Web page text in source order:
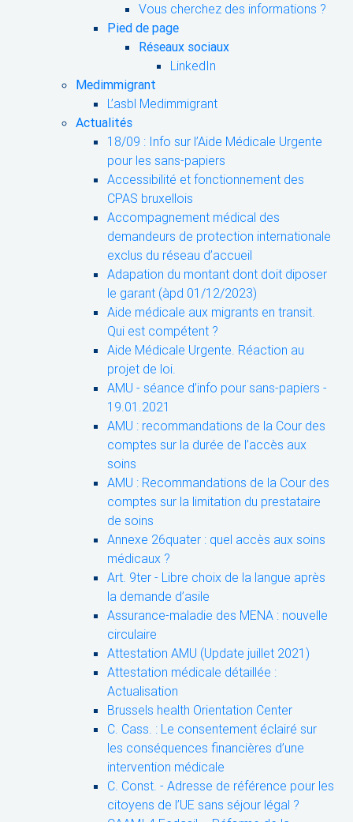
Vous cherchez des informations ?
Pied de page
Réseaux sociaux
LinkedIn
Medimmigrant
L’asbl Medimmigrant
Actualités
18/09 : Info sur l’Aide Médicale Urgente
pour les sans-papiers
Accessibilité et fonctionnement des
CPAS bruxellois
Accompagnement médical des
demandeurs de protection internationale
exclus du réseau d’accueil
Adapation du montant dont doit diposer
le garant (àpd 01/12/2023)
Aide médicale aux migrants en transit.
Qui est compétent ?
Aide Médicale Urgente. Réaction au
projet de loi.
AMU - séance d’info pour sans-papiers -
19.01.2021
AMU : recommandations de la Cour des
comptes sur la durée de l’accès aux
soins
AMU : Recommandations de la Cour des
comptes sur la limitation du prestataire
de soins
Annexe 26quater : quel accès aux soins
médicaux ?
Art. 9ter - Libre choix de la langue après
la demande d’asile
Assurance-maladie des MENA : nouvelle
circulaire
Attestation AMU (Update juillet 2021)
Attestation médicale détaillée :
Actualisation
Brussels health Orientation Center
C. Cass. : Le consentement éclairé sur
les conséquences financières d’une
intervention médicale
C. Const. - Adresse de référence pour les
citoyens de l’UE sans séjour légal ?